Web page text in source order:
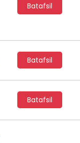
Batafsil
Batafsil
Batafsil